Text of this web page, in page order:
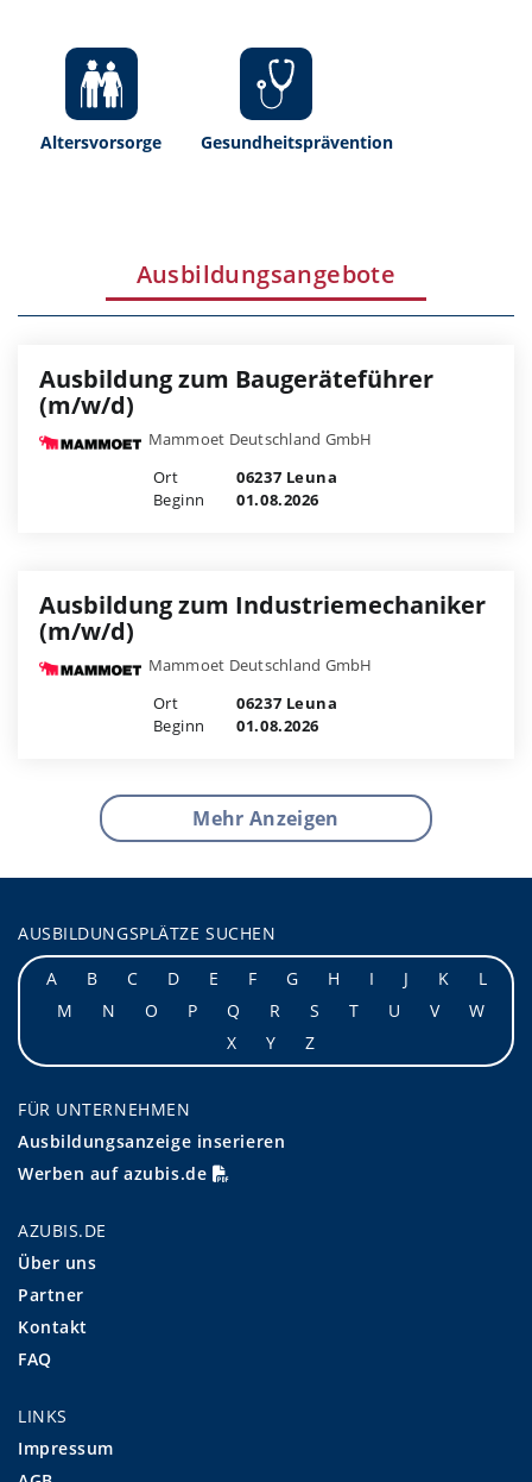
Altersvorsorge Gesundheitsprävention
Ausbildungsangebote
Ausbildung zum Baugeräteführer
(m/w/d)
Mammoet Deutschland GmbH
Ort
06237 Leuna
Beginn
01.08.2026
Ausbildung zum Industriemechaniker
(m/w/d)
Mammoet Deutschland GmbH
Ort
06237 Leuna
Beginn
01.08.2026
Mehr Anzeigen
AUSBILDUNGSPLÄTZE SUCHEN
A
B C D E F G H I J K
L
M
N O P Q R S T U V
W
X
Y Z
FÜR UNTERNEHMEN
Ausbildungsanzeige inserieren
Werben auf azubis.de
AZUBIS.DE
Über uns
Partner
Kontakt
FAQ
LINKS
Impressum